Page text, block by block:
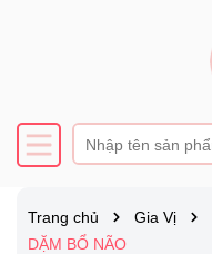
Trang chủ Gia Vị
DẶM BỔ NÃO